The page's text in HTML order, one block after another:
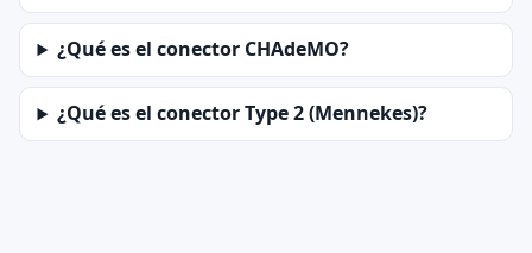
¿Qué es el conector CHAdeMO?
¿Qué es el conector Type 2 (Mennekes)?